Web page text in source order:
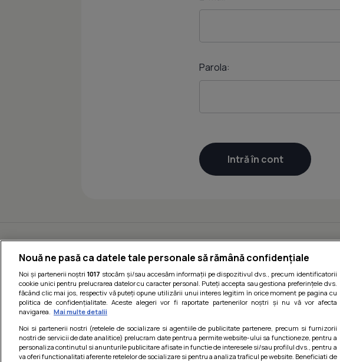
Parola:
Nouă ne pasă ca datele tale personale să rămână confidențiale
Noi și partenerii noștri1017 stocăm și/sau accesăm informații pe dispozitivul dvs., precum identificatorii
cookie unici pentru prelucrarea datelor cu caracter personal. Puteți accepta sau gestiona preferințele dvs.
făcând clic mai jos, respectiv vă puteți opune utilizării unui interes legitim în orice moment pe pagina cu
politica de confidențialitate. Aceste alegeri vor fi raportate partenerilor noștri și nu vă vor afecta
navigarea. Mai multe detalii
Noi si partenerii nostri (retelele de socializare si agentiile de publicitate partenere, precum si furnizorii
nostri de servicii de date analitice) prelucram date pentru a permite website-ului sa functioneze, pentru a
personaliza continutul si anunturile publicitare afisate in functie de interesele si/sau profilul dvs., pentru a
va oferi functionalitati aferente retelelor de socializare si pentru a analiza traficul pe website. Beneficiati de